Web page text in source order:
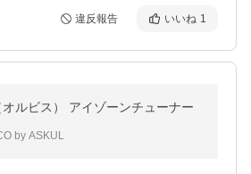
違反報告 いいね 1
ルビス） アイゾーンチューナー
by ASKUL